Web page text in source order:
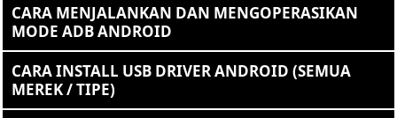
CARA MENJALANKAN DAN MENGOPERASIKAN
MODE ADB ANDROID
CARA INSTALL USB DRIVER ANDROID (SEMUA
MEREK / TIPE)